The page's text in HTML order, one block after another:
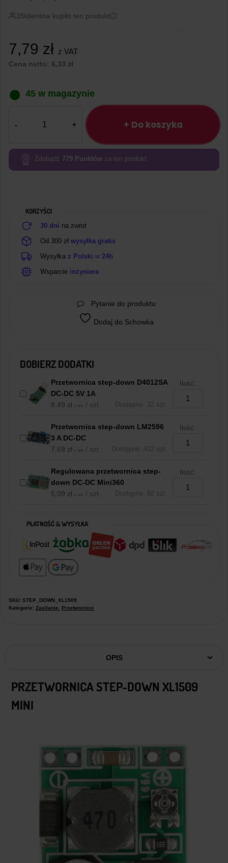
35klientów kupiło ten produkt
7,79 zł z VAT
Cena netto: 6,33 zł
45 w magazynie
Przetwornica
XL1509
mini
+ Do koszyka
Zdobądź 779 Punktów za ten produkt.
KORZYŚCI
30 dni na zwrot
Od 300 zł wysyłka gratis
Wysyłka z Polski w 24h
Wsparcie inżyniera
Pytanie do produktu
Dodaj do Schowka
DOBIERZ DODATKI
Przetwornica step-down D4012SA
DC-DC 5V 1A
8,49 zł z VAT / szt. Dostępne: 32 szt.
Ilość:
Przetwornica step-down LM2596
3 A DC-DC
7,69 zł z VAT / szt. Dostępne: 432 szt.
Ilość:
Regulowana przetwornica step-
down DC-DC Mini360
5,09 zł z VAT / szt. Dostępne: 82 szt.
Ilość:
PŁATNOŚĆ & WYSYŁKA
SKU: STEP_DOWN_XL1509
Kategorie: Zasilanie Przetwornice
OPIS
PRZETWORNICA STEP-DOWN XL1509
MINI